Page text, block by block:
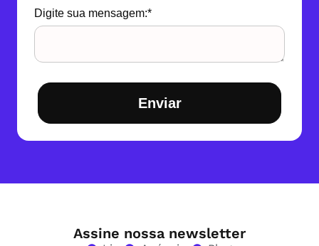
Digite sua mensagem:*
Enviar
Assine nossa newsletter